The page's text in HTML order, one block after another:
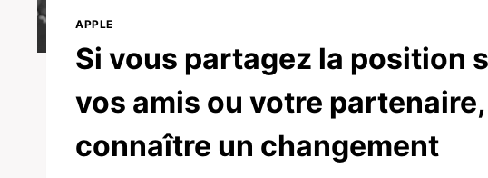
APPLE
Si vous partagez la position
vos amis ou votre
connaître un changement